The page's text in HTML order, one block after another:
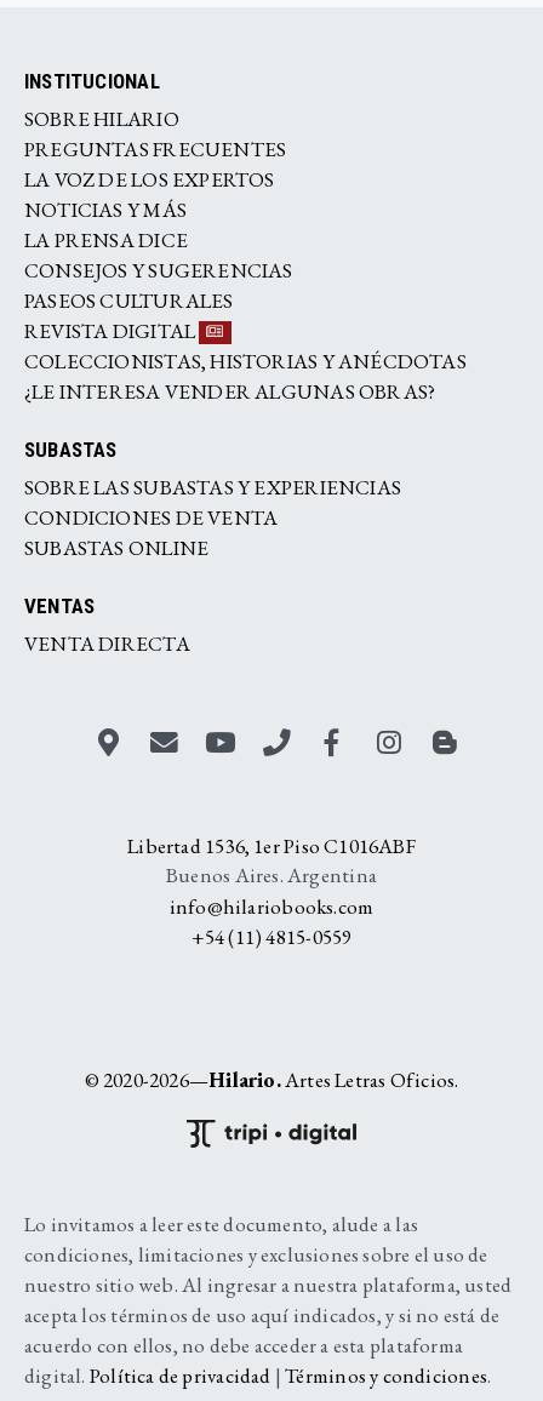
INSTITUCIONAL
SOBRE HILARIO
PREGUNTAS FRECUENTES
LA VOZ DE LOS EXPERTOS
NOTICIAS Y MÁS
LA PRENSA DICE
CONSEJOS Y SUGERENCIAS
PASEOS CULTURALES
REVISTA DIGITAL
COLECCIONISTAS, HISTORIAS Y ANÉCDOTAS
¿LE INTERESA VENDER ALGUNAS OBRAS?
SUBASTAS
SOBRE LAS SUBASTAS Y EXPERIENCIAS
CONDICIONES DE VENTA
SUBASTAS ONLINE
VENTAS
VENTA DIRECTA
Libertad 1536, 1er Piso C1016ABF
Buenos Aires. Argentina
info@hilariobooks.com
+54 (11) 4815-0559
© 2020-2026—Hilario.Artes Letras Oficios.
Lo invitamos a leer este documento, alude a las
condiciones, limitaciones y exclusiones sobre el uso de
nuestro sitio web. Al ingresar a nuestra plataforma, usted
acepta los términos de uso aquí indicados, y si no está de
acuerdo con ellos, no debe acceder a esta plataforma
digital. Política de privacidad |Términos y condiciones.